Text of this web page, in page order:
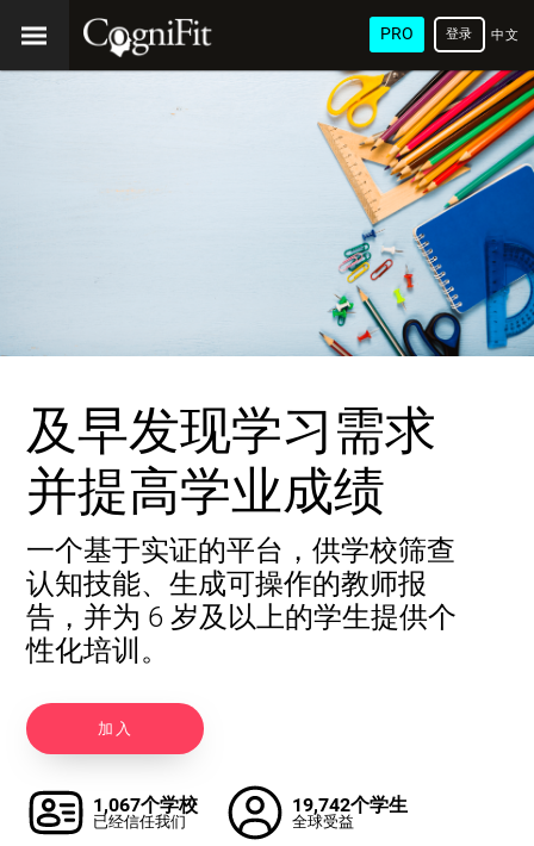
PRO 中文
(简
体)
登录
及早发现学习需求
并提高学业成绩
一个基于实证的平台，供学校筛查
认知技能、生成可操作的教师报
告，并为 6 岁及以上的学生提供个
性化培训。
加入
1,067个学校
已经信任我们
19,742个学生
全球受益